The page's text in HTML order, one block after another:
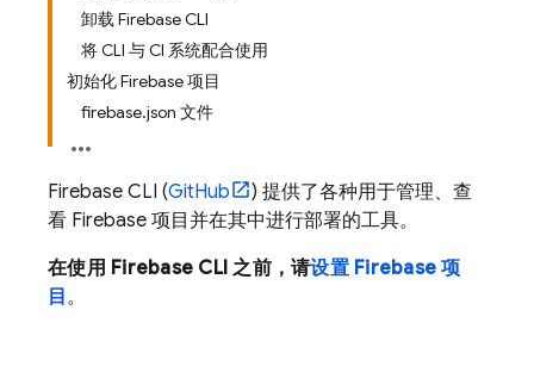
卸载 Firebase CLI
将 CLI 与 CI 系统配合使用
初始化 Firebase 项目
firebase.json 文件
Firebase CLI (GitHub
) 提供了各种用于管理、查
看 Firebase 项目并在其中进行部署的工具。
在使用 Firebase CLI 之前，请设置 Firebase 项
目 。